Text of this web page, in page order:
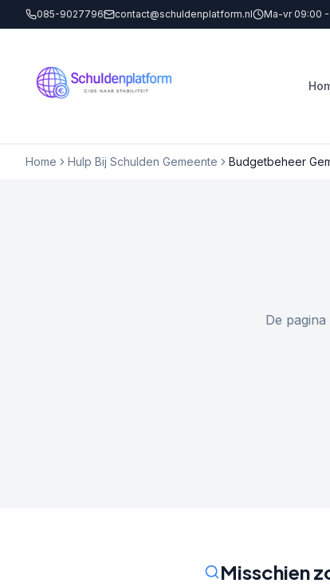
085-9027796 contact@schuldenplatform.nl Ma-vr 09:00 -
Home Hulp Bij Schulden Gemeente Budgetbeheer
De
Misschien